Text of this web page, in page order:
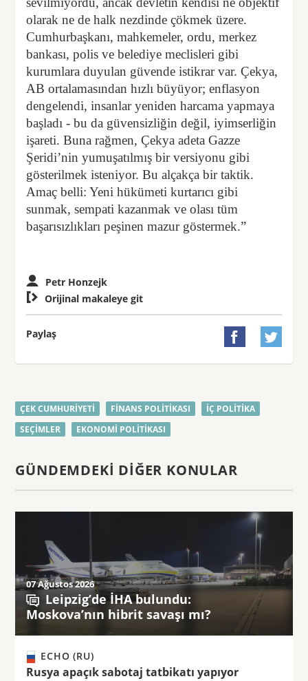
olarak ne de halk nezdinde çökmek üzere.
Cumhurbaşkanı, mahkemeler, ordu, merkez
bankası, polis ve belediye meclisleri gibi
kurumlara duyulan güvende istikrar var. Çekya,
AB ortalamasından hızlı büyüyor; enflasyon
dengelendi, insanlar yeniden harcama yapmaya
başladı - bu da güvensizliğin değil, iyimserliğin
işareti. Buna rağmen, Çekya adeta Gazze
Şeridi’nin yumuşatılmış bir versiyonu gibi
gösterilmek isteniyor. Bu alçakça bir taktik.
Amaç belli: Yeni hükümeti kurtarıcı gibi
sunmak, sempati kazanmak ve olası tüm
başarısızlıkları peşinen mazur göstermek.”
Petr Honzejk
 Orijinal makaleye git
Paylaş  
ÇEK CUMHURIYETI FINANS POLITIKASI
İÇ POLITIKA
SEÇIMLER
EKONOMI POLITIKASI
GÜNDEMDEKI DIĞER KONULAR
07 Ağustos 2026
Leipzig’de İHA bulundu:
Moskova’nın hibrit savaşı mı?
ECHO (RU)
Rusya apaçık sabotaj tatbikatı yapıyor